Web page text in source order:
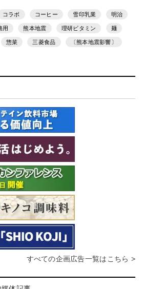
コラボ コーヒー 雪印乳業 明治
用 熊本地震 理研ビタミン 麺
惣菜 三菱食品 〔熊本地震影響〕
すべての企画広告一覧はこちら >